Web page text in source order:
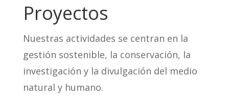
Proyectos
Nuestras actividades se centran en la
gestión sostenible, la conservación, la
investigación y la divulgación del medio
natural y humano.